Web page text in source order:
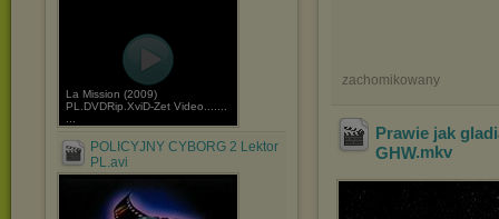
La Mission (2009)
PL.DVDRip.XviD-Zet Video.......
POLICYJNY CYBORG 2 Lektor
PL.avi
zachomikowany
Prawie jak
GHW.mkv